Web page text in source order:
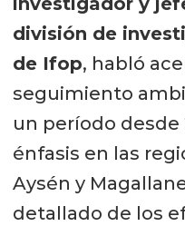
división de
de Ifop, habló
seguimiento
un período desde
énfasis en las
Aysén y
detallado de los